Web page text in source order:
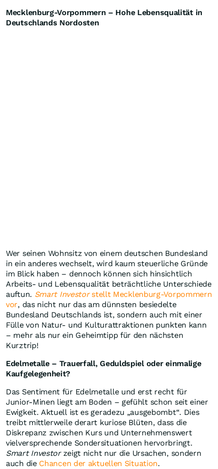
Mecklenburg-Vorpommern – Hohe Lebensqualität in
Deutschlands Nordosten
Wer seinen Wohnsitz von einem deutschen Bundesland
in ein anderes wechselt, wird kaum steuerliche Gründe
im Blick haben – dennoch können sich hinsichtlich
Arbeits- und Lebensqualität beträchtliche Unterschiede
auftun. Smart Investorstellt Mecklenburg-Vorpommern
vor, das nicht nur das am dünnsten besiedelte
Bundesland Deutschlands ist, sondern auch mit einer
Fülle von Natur- und Kulturattraktionen punkten kann
– mehr als nur ein Geheimtipp für den nächsten
Kurztrip!
Edelmetalle – Trauerfall, Geduldspiel oder einmalige
Kaufgelegenheit?
Das Sentiment für Edelmetalle und erst recht für
Junior-Minen liegt am Boden – gefühlt schon seit einer
Ewigkeit. Aktuell ist es geradezu „ausgebombt“. Dies
treibt mittlerweile derart kuriose Blüten, dass die
Diskrepanz zwischen Kurs und Unternehmenswert
vielversprechende Sondersituationen hervorbringt.
Smart Investorzeigt nicht nur die Ursachen, sondern
auch die Chancen der aktuellen Situation.